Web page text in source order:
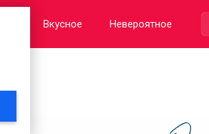
Вкусное Невероятное